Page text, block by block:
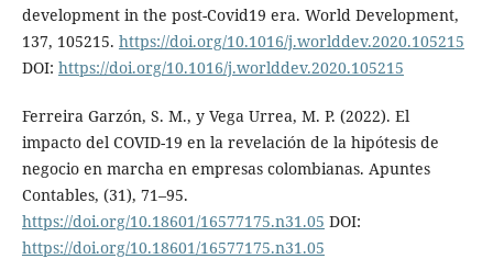
development in the post-Covid19 era. World Development,
137, 105215. https://doi.org/10.1016/j.worlddev.2020.105215
DOI: https://doi.org/10.1016/j.worlddev.2020.105215
Ferreira Garzón, S. M., y Vega Urrea, M. P. (2022). El
impacto del COVID-19 en la revelación de la hipótesis de
negocio en marcha en empresas colombianas. Apuntes
Contables, (31), 71–95.
https://doi.org/10.18601/16577175.n31.05 DOI:
https://doi.org/10.18601/16577175.n31.05